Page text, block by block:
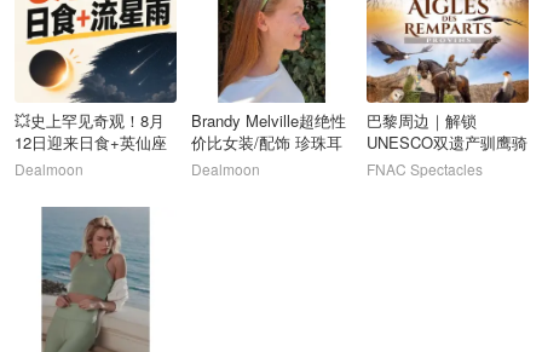
💥史上罕见奇观！8月
12日迎来日食+英仙座
流星雨
Dealmoon
Brandy Melville超绝性
价比女装/配饰 珍珠耳
环€10
Dealmoon
巴黎周边｜解锁
UNESCO双遗产驯鹰骑
马大秀❗️内附攻略
FNAC Spectacles